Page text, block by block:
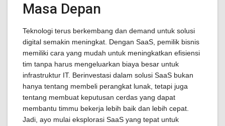
Masa Depan
Teknologi terus berkembang dan demand untuk solusi
digital semakin meningkat. Dengan SaaS, pemilik bisnis
memiliki cara yang mudah untuk meningkatkan efisiensi
tim tanpa harus mengeluarkan biaya besar untuk
infrastruktur IT. Berinvestasi dalam solusi SaaS bukan
hanya tentang membeli perangkat lunak, tetapi juga
tentang membuat keputusan cerdas yang dapat
membantu timmu bekerja lebih baik dan lebih cepat.
Jadi, ayo mulai eksplorasi SaaS yang tepat untuk